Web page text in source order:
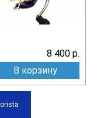
8 400 р.
В корзину